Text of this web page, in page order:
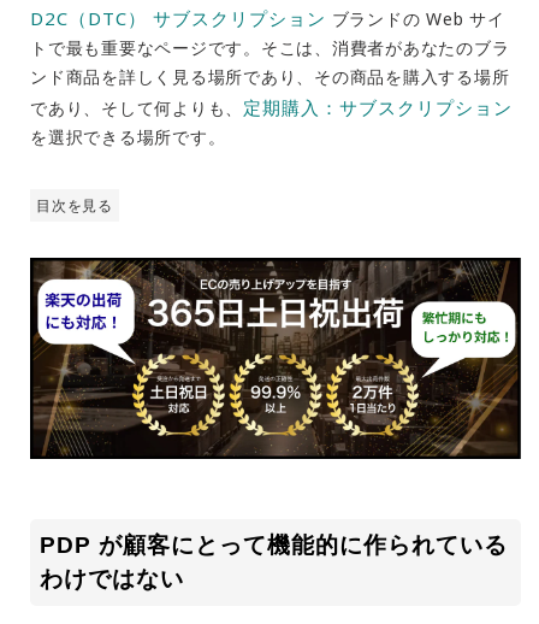
D2C（DTC） サブスクリプション ブランドの Web サイ
トで最も重要なページです。そこは、消費者があなたのブラ
ンド商品を詳しく見る場所であり、その商品を購入する場所
であり、そして何よりも、 定期購入：サブスクリプション
を選択できる場所です。
目次を見る
PDP が顧客にとって機能的に作られている
わけではない